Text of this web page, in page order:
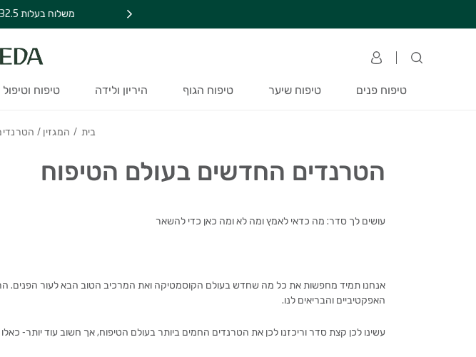
משלוח בעלות 32.5 ₪ להזמנות עד 249 ₪
טיפוח פנים טיפוח שיער טיפוח הגוף היריון ולידה טיפוח
בית / המגזין /
הטרנדים החדשים בעולם הטיפוח
עושים לך סדר: מה כדאי לאמץ ומה לא ומה כאן כדי להשאר
אנחנו תמיד מחפשות את כל מה שחדש בעולם הקוסמטיקה ואת המרכיב הטוב הבא לעור הפנים.
האפקטיביים והבריאים לנו.
עשינו לכן קצת סדר וריכזנו לכן את הטרנדים החמים ביותר בעולם הטיפוח, אך חשוב עוד יותר-